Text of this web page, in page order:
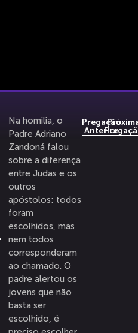
Na homilia, o
Padre Adriano
Zandoná falou
sobre a diferença
entre Judas e os
outros
apóstolos: todos
foram
escolhidos, mas
nem todos
corresponderam
ao chamado. O
padre alertou os
jovens que não
basta ser
escolhido, é
Pregação
Anterior